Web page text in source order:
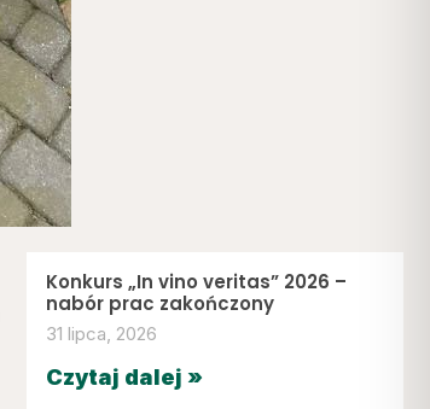
Konkurs „In vino veritas” 2026 –
nabór prac zakończony
31 lipca, 2026
Czytaj dalej »